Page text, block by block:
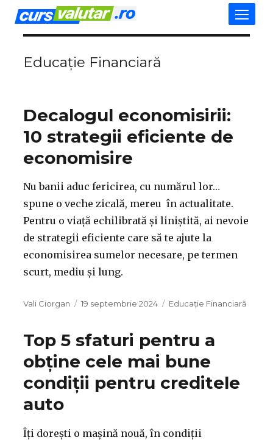
Educație Financiară
Decalogul economisirii:
10 strategii eficiente de
economisire
Nu banii aduc fericirea, cu numărul lor…
spune o veche zicală, mereu în actualitate.
Pentru o viață echilibrată și liniștită, ai nevoie
de strategii eficiente care să te ajute la
economisirea sumelor necesare, pe termen
scurt, mediu și lung.
Autor
Vali Ciorgan
Publicat
19 septembrie 2024 Categorii
Educație Financiară
Top 5 sfaturi pentru a
obține cele mai bune
condiții pentru creditele
auto
Îți dorești o mașină nouă, în condiții